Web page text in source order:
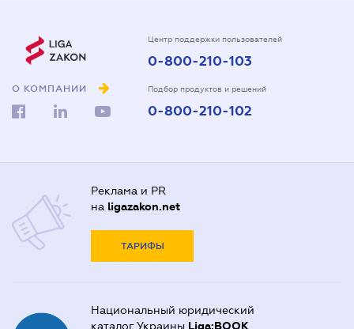
О КОМПАНИИ
Центр поддержки пользователей
0-800-210-103
Подбор продуктов и решений
0-800-210-102
Реклама и PR
на ligazakon.net
ТАРИФЫ
Национальный юридический
каталог Украины Liga:BOOK